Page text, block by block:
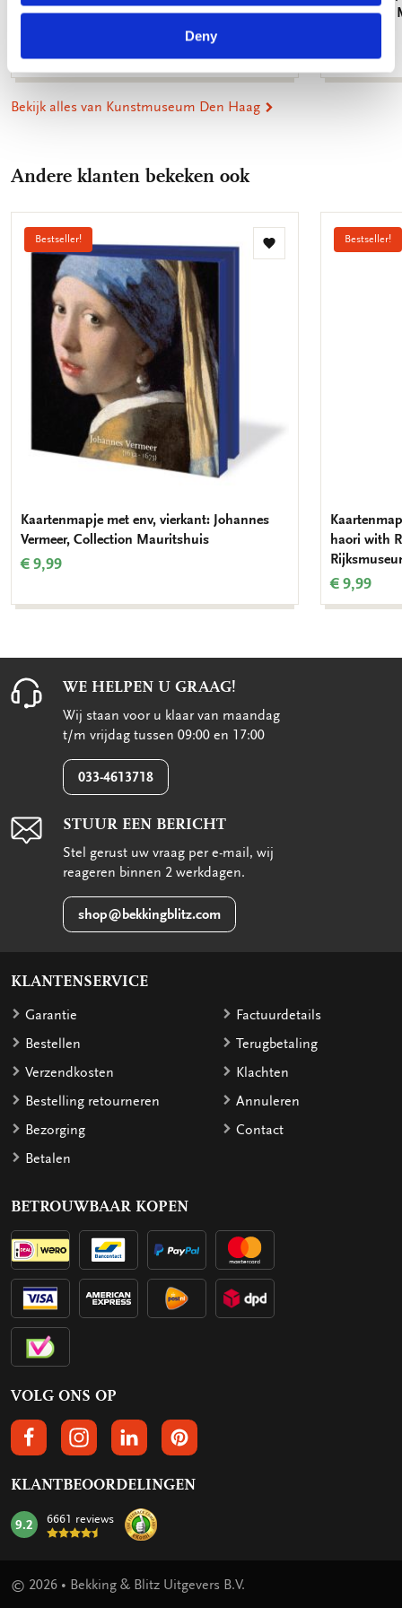
Deny
Color Planes 2, Piet Mondriaan,
€ 3,50
Plane, Piet
€ 3,50
Bekijk alles van Kunstmuseum Den Haag
Andere klanten bekeken ook
Bestseller!
Toevoegen
Kaartenmapje met env, vierkant: Johannes
Vermeer, Collection Mauritshuis
€ 9,99
Bestseller!
haori with
€ 9,99
WE HELPEN U GRAAG!
Wij staan voor u klaar van maandag
t/m vrijdag tussen 09:00 en 17:00
033-4613718
STUUR EEN BERICHT
Stel gerust uw vraag per e-mail, wij
reageren binnen 2 werkdagen.
shop@bekkingblitz.com
KLANTENSERVICE
Garantie
Bestellen
Verzendkosten
Bestelling retourneren
Bezorging
Betalen
Factuurdetails
Terugbetaling
Klachten
Annuleren
Contact
BETROUWBAAR KOPEN
VOLG ONS OP
VOLGS ONS OP FACEBOOK
VOLG ONS OP INSTAGRAM
VOLG ONS OP LINKEDIN
VOLG ONS OP PINTEREST
KLANTBEOORDELINGEN
mark:
9.2 6661 reviews
© 2026 • Bekking & Blitz Uitgevers B.V.